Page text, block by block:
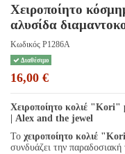
Χειροποίητο
αλυσίδα
Κωδικός P1286A
Διαθέσιμο
16,00 €
Χειροποίητο κολιέ "Kori"
| Alex and the jewel
Το χειροποίητο κολιέ
συνδυάζει την